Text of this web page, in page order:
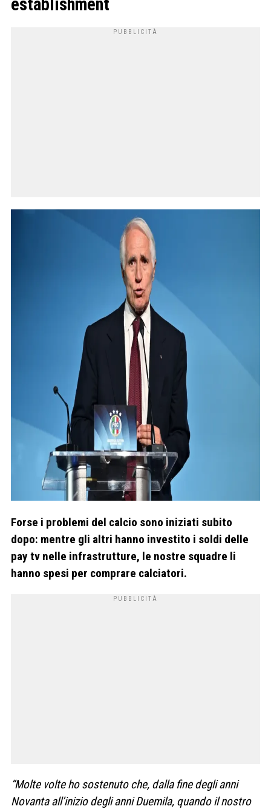
establishment
Forse i problemi del calcio sono iniziati subito
dopo: mentre gli altri hanno investito i soldi delle
pay tv nelle infrastrutture, le nostre squadre li
hanno spesi per comprare calciatori.
“Molte volte ho sostenuto che, dalla fine degli anni
Novanta all’inizio degli anni Duemila, quando il nostro